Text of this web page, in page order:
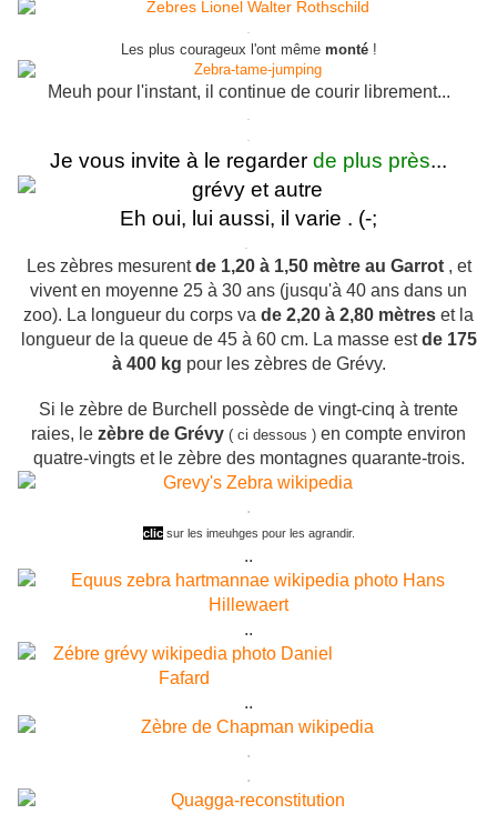
Les plus courageux l'ont même monté!
Meuh pour l'instant, il continue de courir librement...
Je vous invite à le regarder de plus près...
Eh oui, lui aussi, il varie . (-;
Les zèbres mesurentde 1,20 à 1,50 mètre au Garrot, et
vivent en moyenne 25 à 30 ans (jusqu'à 40 ans dans un
zoo). La longueur du corps va de 2,20 à 2,80 mètres et la
longueur de la queue de 45 à 60 cm. La masse estde 175
à 400 kg pour les zèbres de Grévy.
Si le zèbre de Burchell possède de vingt-cinq à trente
raies, le zèbre de Grévy ( ci dessous ) en compte environ
quatre-vingts et le zèbre des montagnes quarante-trois.
.
clicsur les imeuhges pour les agrandir.
..
..
..
.
.